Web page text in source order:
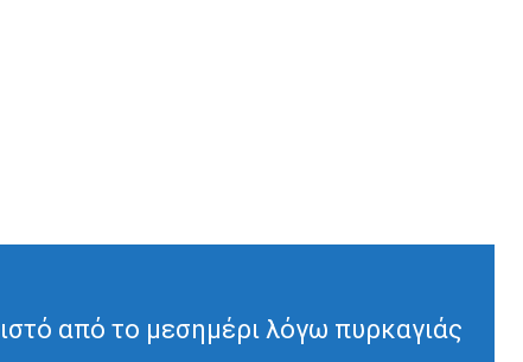
από το μεσημέρι λόγω πυρκαγιάς